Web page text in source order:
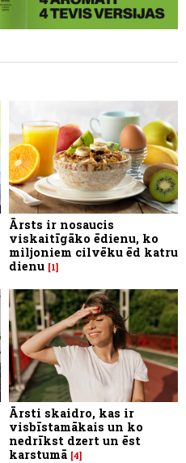
Ārsts ir nosaucis
viskaitīgāko ēdienu, ko
miljoniem cilvēku ēd katru
dienu 1
Ārsti skaidro, kas ir
visbīstamākais un ko
nedrīkst dzert un ēst
karstumā 4